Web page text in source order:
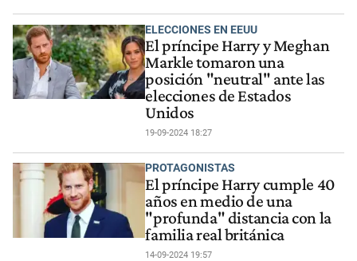
ELECCIONES EN EEUU
El príncipe Harry y Meghan
Markle tomaron una
posición "neutral" ante las
elecciones de Estados
Unidos
19-09-2024 18:27
PROTAGONISTAS
El príncipe Harry cumple 40
años en medio de una
"profunda" distancia con la
familia real británica
14-09-2024 19:57